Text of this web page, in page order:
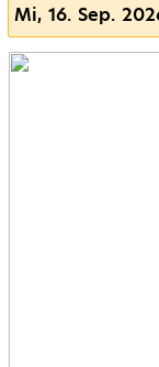
Mi, 16. Sep.